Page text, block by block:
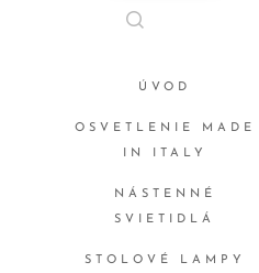
ÚVOD
OSVETLENIE MADE
IN ITALY
NÁSTENNÉ
SVIETIDLÁ
STOLOVÉ LAMPY